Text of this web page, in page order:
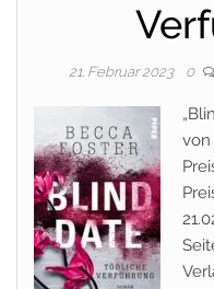
21. Februar 2023 0
von